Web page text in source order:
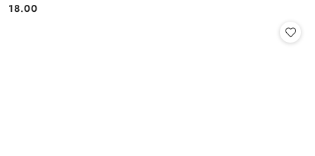
Cena:
18.00